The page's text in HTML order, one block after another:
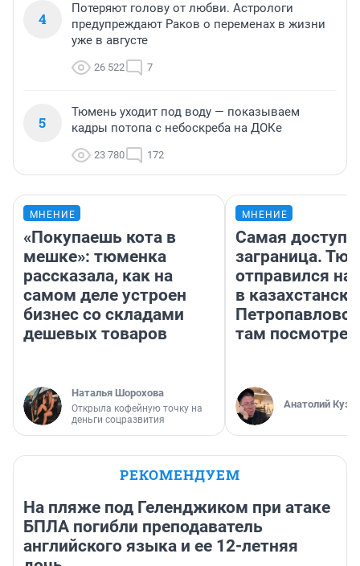
4
Потеряют голову от любви. Астрологи
предупреждают Раков о переменах в жизни
уже в августе
26 522 7
5
Тюмень уходит под воду — показываем
кадры потопа с небоскреба на ДОКе
23 780 172
МНЕНИЕ
«Покупаешь кота в
мешке»: тюменка
рассказала, как на
самом деле устроен
бизнес со складами
дешевых товаров
Наталья Шорохова
Открыла кофейную точку на
деньги соцразвития
МНЕНИЕ
Самая
заграница.
отправился
в
там
Анатолий
РЕКОМЕНДУЕМ
На пляже под Геленджиком при атаке
БПЛА погибли преподаватель
английского языка и ее 12-летняя